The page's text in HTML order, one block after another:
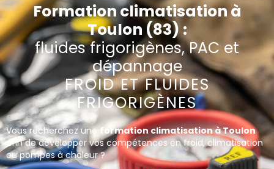
Formation climatisation à
Toulon (83) :
fluides frigorigènes, PAC et
dépannage
FROID ET FLUIDES
FRIGORIGÈNES
Vous recherchez uneformation climatisation à Toulon
afin de développer vos compétences en froid, climatisation
ou pompes à chaleur ?